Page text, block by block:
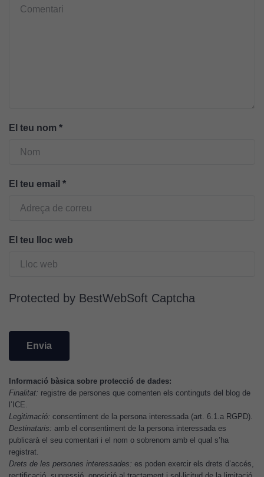
El teu nom *
El teu email *
El teu lloc web
Protected by BestWebSoft Captcha
Informació bàsica sobre protecció de dades:
Finalitat: registre de persones que comenten els continguts del blog de
l’ICE.
Legitimació: consentiment de la persona interessada (art. 6.1.a RGPD).
Destinataris: amb el consentiment de la persona interessada es
publicarà el seu comentari i el nom o sobrenom amb el qual s’ha
registrat.
Drets de les persones interessades: es poden exercir els drets d’accés,
lloc web
Utilitzem
cookies de
Analytics
per tal que
millorar la